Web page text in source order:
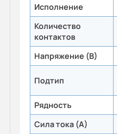
Исполнение
Количество
контактов
Напряжение (В)
Подтип
Рядность
Сила тока (А)